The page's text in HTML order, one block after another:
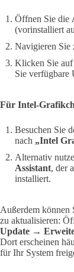
Öffnen Sie die
(vorinstalliert
Navigieren Sie
Klicken Sie auf
Sie verfügbare
Für Intel-
Besuchen Sie
nach „Intel
Alternativ
Assistant, der
installiert.
Außerdem können
zu aktualisieren:
Update →
Dort erscheinen
für Ihr System